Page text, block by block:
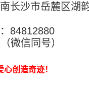
长沙市岳麓区湖
84812880
微信同号）
创造奇迹！